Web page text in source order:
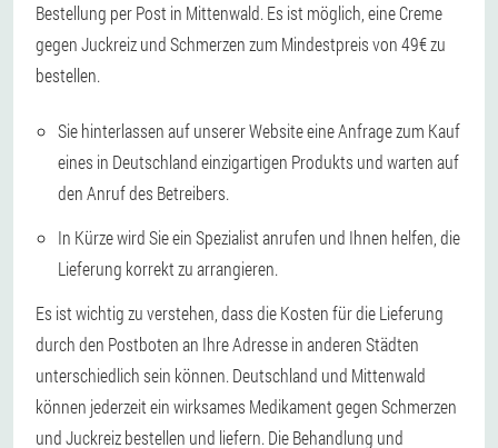
Bestellung per Post in Mittenwald. Es ist möglich, eine Creme
gegen Juckreiz und Schmerzen zum Mindestpreis von 49€ zu
bestellen.
Sie hinterlassen auf unserer Website eine Anfrage zum Kauf
eines in Deutschland einzigartigen Produkts und warten auf
den Anruf des Betreibers.
In Kürze wird Sie ein Spezialist anrufen und Ihnen helfen, die
Lieferung korrekt zu arrangieren.
Es ist wichtig zu verstehen, dass die Kosten für die Lieferung
durch den Postboten an Ihre Adresse in anderen Städten
unterschiedlich sein können. Deutschland und Mittenwald
können jederzeit ein wirksames Medikament gegen Schmerzen
und Juckreiz bestellen und liefern. Die Behandlung und